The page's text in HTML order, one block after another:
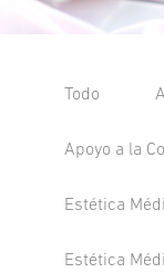
Todo
Apoyo a la
Estética
Estética